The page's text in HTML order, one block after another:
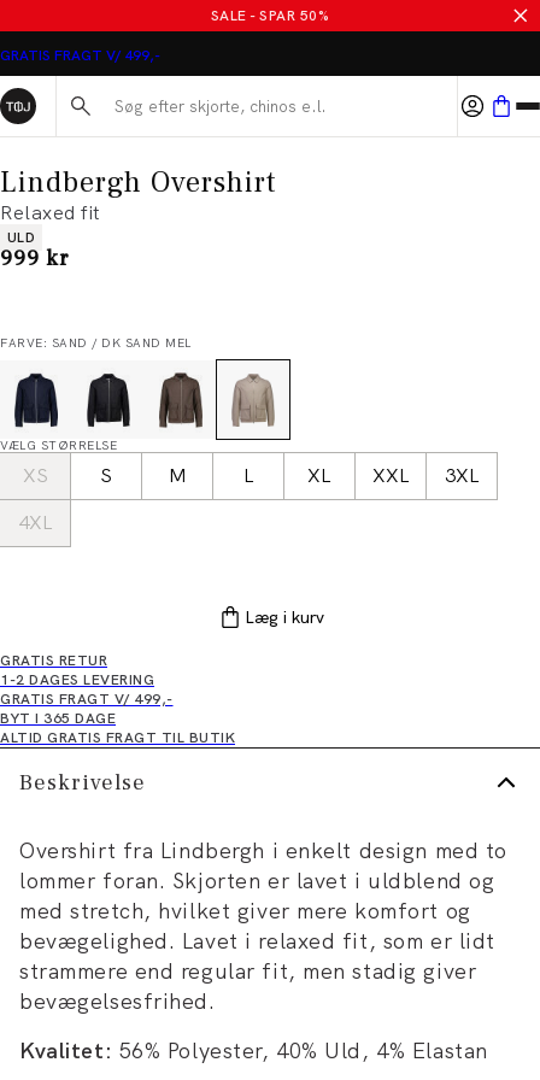
SALE - SPAR 50%
GRATIS FRAGT V/ 499,-
Søg her...
Lindbergh Overshirt
Relaxed fit
Produkt egenskaber
ULD
I alt (inkl. rabat)
999 kr
FARVE: SAND / DK SAND MEL
VÆLG STØRRELSE
XS S M L XL XXL
3XL
4XL
Læg i kurv
GRATIS RETUR
1-2 DAGES LEVERING
GRATIS FRAGT V/ 499,-
BYT I 365 DAGE
ALTID GRATIS FRAGT TIL BUTIK
Beskrivelse
Overshirt fra Lindbergh i enkelt design med to
lommer foran. Skjorten er lavet i uldblend og
med stretch, hvilket giver mere komfort og
bevægelighed. Lavet i relaxed fit, som er lidt
strammere end regular fit, men stadig giver
bevægelsesfrihed.
Kvalitet: 56% Polyester, 40% Uld, 4% Elastan